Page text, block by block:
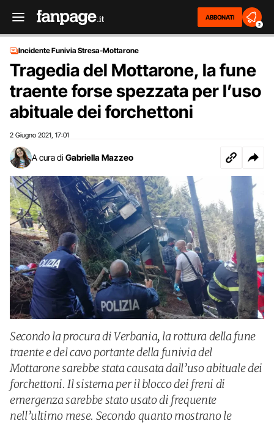
ABBONATI
2
Incidente Funivia Stresa-Mottarone
Tragedia del Mottarone, la fune
traente forse spezzata per l’uso
abituale dei forchettoni
2 Giugno 2021 17:01
A cura di Gabriella Mazzeo
Secondo la procura di Verbania, la rottura della fune
traente e del cavo portante della funivia del
Mottarone sarebbe stata causata dall’uso abituale dei
forchettoni. Il sistema per il blocco dei freni di
emergenza sarebbe stato usato di frequente
nell’ultimo mese. Secondo quanto mostrano le